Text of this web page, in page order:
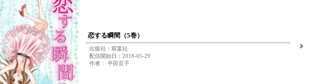
恋する瞬間（5巻）
出版社：双葉社
配信開始日：2018-05-29
作者： 平田京子